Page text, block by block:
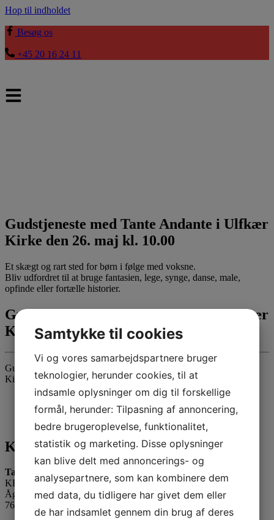
Hop til indholdet
Besøg os
+45 20 16 24 11
Gudstjeneste med Tante Andante i Ulfkær
Kirke den 26. maj kl. 10.00
Et skægt og rart sted for børn i følge med voksne.
Bliv udfordret til at bruge fantasien, lege, synge, danse, male,
opfinde eller fortælle historier.
Gudstjeneste med Tante Andante i Ulfkær
Kirke den 26. maj kl. 10.00
Gudstjeneste med Tante Andante, minikonfirmander og Ulfkær
Kirkes organist.
Kontakt os
Tante Andante Hus
KFUM og KFUK i Lemvig
Ågade 5
7620 Lemvig
Samtykke til cookies
Vi og vores samarbejdspartnere bruger
teknologier, herunder cookies, til at
indsamle oplysninger om dig til forskellige
formål, herunder: Tilpasning af annoncering,
bedre brugeroplevelse, funktionalitet,
statistik og marketing. Disse oplysninger
kan blive delt med annoncerings- og
analysepartnere, som kan kombinere dem
med data, du tidligere har givet dem eller
de har indsamlet gennem din brug af deres